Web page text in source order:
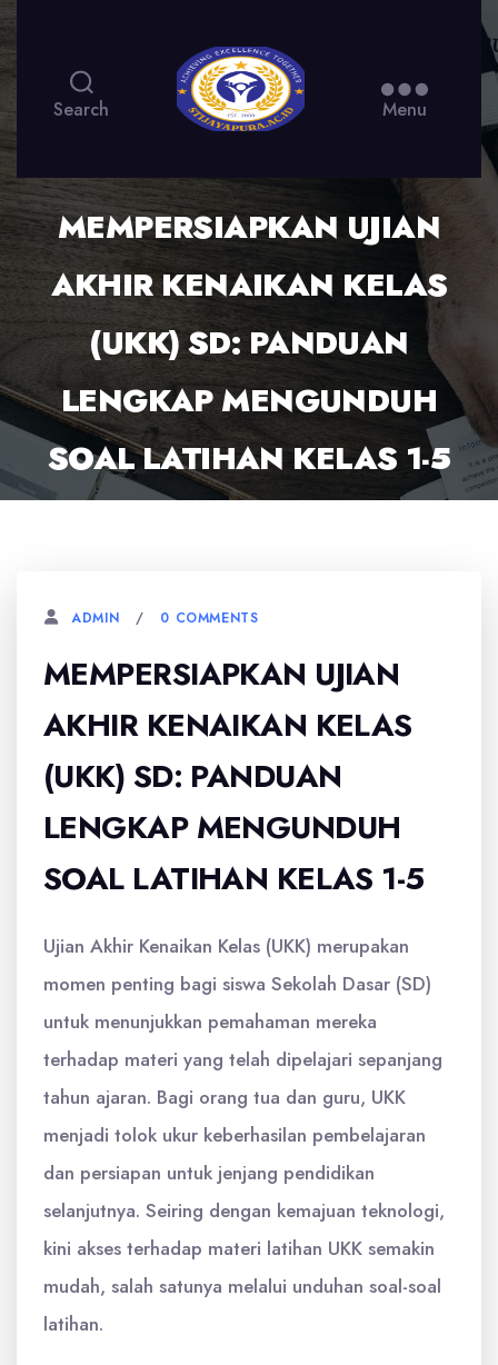
Search Menu
MEMPERSIAPKAN UJIAN
AKHIR KENAIKAN KELAS
(UKK) SD: PANDUAN
LENGKAP MENGUNDUH
SOAL LATIHAN KELAS 1-5
ADMIN 0 COMMENTS
MEMPERSIAPKAN UJIAN
AKHIR KENAIKAN KELAS
(UKK) SD: PANDUAN
LENGKAP MENGUNDUH
SOAL LATIHAN KELAS 1-5
Ujian Akhir Kenaikan Kelas (UKK) merupakan
momen penting bagi siswa Sekolah Dasar (SD)
untuk menunjukkan pemahaman mereka
terhadap materi yang telah dipelajari sepanjang
tahun ajaran. Bagi orang tua dan guru, UKK
menjadi tolok ukur keberhasilan pembelajaran
dan persiapan untuk jenjang pendidikan
selanjutnya. Seiring dengan kemajuan teknologi,
kini akses terhadap materi latihan UKK semakin
mudah, salah satunya melalui unduhan soal-soal
latihan.